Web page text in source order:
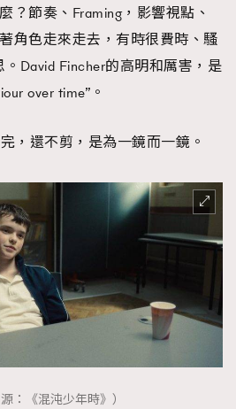
？節奏、Framing，影響視點、
角色走來走去，有時很費時、騷
David Fincher的高明和厲害，是
over time”。
，還不剪，是為一鏡而一鏡。
源：《混沌少年時》）